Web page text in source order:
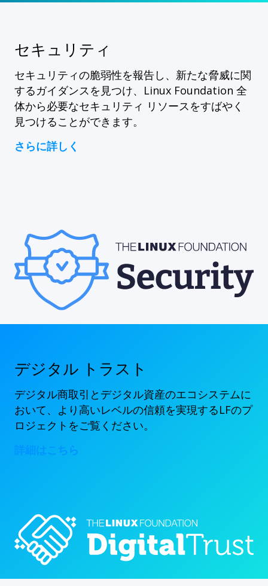
セキュリティ
セキュリティの脆弱性を報告し、新たな脅威に関
するガイダンスを見つけ、Linux Foundation 全
体から必要なセキュリティ リソースをすばやく
見つけることができます。
さらに詳しく
デジタル トラスト
デジタル商取引とデジタル資産のエコシステムに
おいて、より高いレベルの信頼を実現するLFのプ
ロジェクトをご覧ください。
詳細はこちら